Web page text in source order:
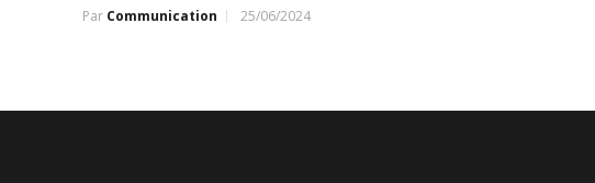
Par Communication 25/06/2024